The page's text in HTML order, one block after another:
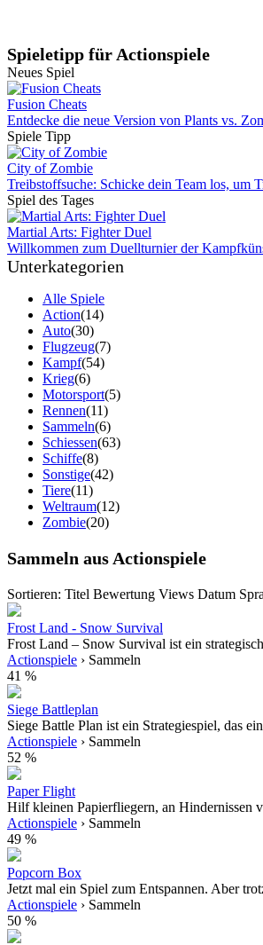
Spieletipp für Actionspiele
Neues Spiel
Fusion Cheats
Entdecke die neue Version von Plants vs.
Spiele Tipp
City of Zombie
Treibstoffsuche: Schicke dein Team los, um
Spiel des Tages
Martial Arts: Fighter Duel
Willkommen zum Duellturnier der
Unterkategorien
Alle Spiele
Action(14)
Auto(30)
Flugzeug(7)
Kampf(54)
Krieg(6)
Motorsport(5)
Rennen(11)
Sammeln(6)
Schiessen(63)
Schiffe(8)
Sonstige(42)
Tiere(11)
Weltraum(12)
Zombie(20)
Sammeln aus Actionspiele
Sortieren: Titel Bewertung Views Datum
Frost Land - Snow Survival
Frost Land – Snow Survival ist ein
Actionspiele › Sammeln
41 %
Siege Battleplan
Siege Battle Plan ist ein Strategiespiel, das
Actionspiele › Sammeln
52 %
Paper Flight
Hilf kleinen Papierfliegern, an Hindernissen
Actionspiele › Sammeln
49 %
Popcorn Box
Jetzt mal ein Spiel zum Entspannen. Aber
Actionspiele › Sammeln
50 %